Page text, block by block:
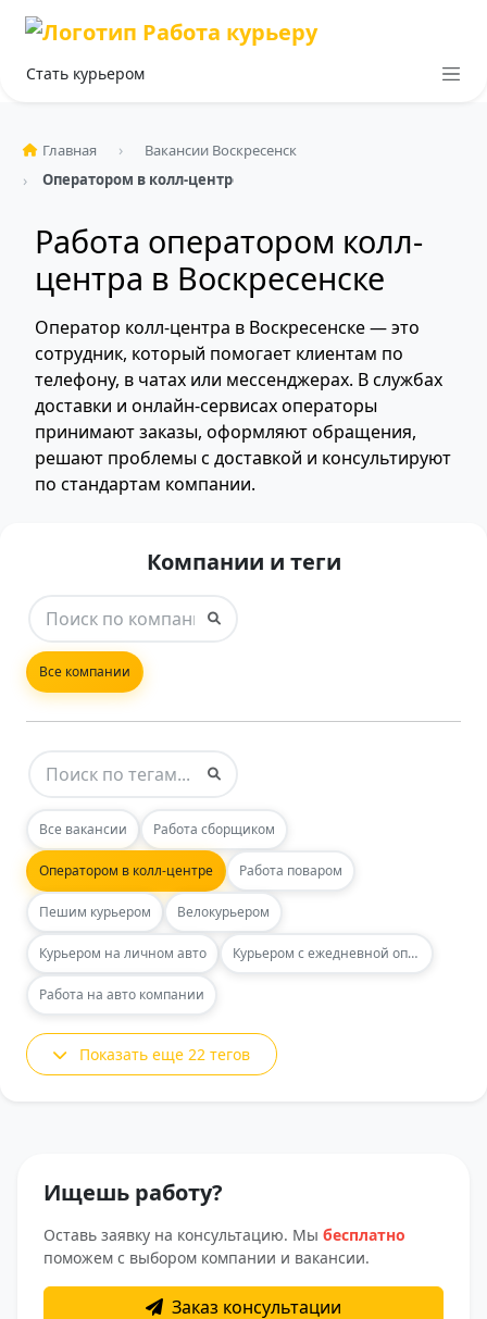
Стать курьером
Главная
Вакансии Воскресенск
Оператором в колл-центре
Работа оператором колл-
центра в Воскресенске
Оператор колл-центра в Воскресенске — это
сотрудник, который помогает клиентам по
телефону, в чатах или мессенджерах. В службах
доставки и онлайн-сервисах операторы
принимают заказы, оформляют обращения,
решают проблемы с доставкой и консультируют
по стандартам компании.
Компании и теги
Все компании
Все вакансии Работа сборщиком
Оператором в колл-центре Работа поваром
Пешим курьером Велокурьером
Курьером на личном авто Курьером с ежедневной оплатой
Работа на авто компании
Показать еще 22 тегов
Ищешь работу?
Оставь заявку на консультацию. Мы бесплатно
поможем с выбором компании и вакансии.
Заказ консультации